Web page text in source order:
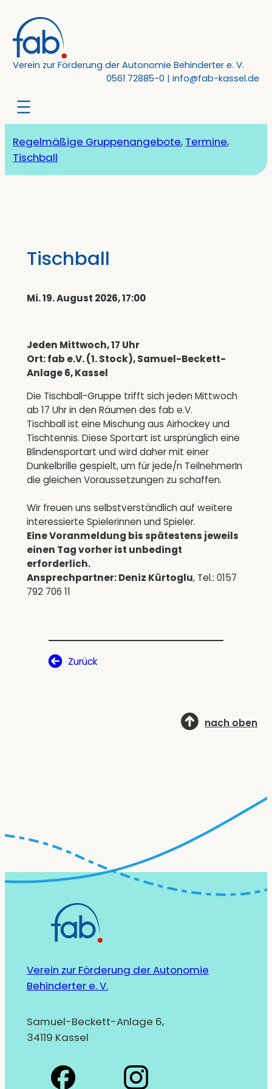
Inhalt
springen
Verein zur Förderung der Autonomie Behinderter e. V.
0561 72885-0 | info@fab-kassel.de
Regelmäßige Gruppenangebote, Termine
Tischball
Tischball
Mi. 19. August 2026, 17:00
Jeden Mittwoch, 17 Uhr
Ort: fab e.V. (1. Stock), Samuel-Beckett-
Anlage 6, Kassel
Die Tischball-Gruppe trifft sich jeden Mittwoch
ab 17 Uhr in den Räumen des fab e.V.
Tischball ist eine Mischung aus Airhockey und
Tischtennis. Diese Sportart ist ursprünglich eine
Blindensportart und wird daher mit einer
Dunkelbrille gespielt, um für jede/n TeilnehmerIn
die gleichen Voraussetzungen zu schaffen.
Wir freuen uns selbstverständlich auf weitere
interessierte Spielerinnen und Spieler.
Eine Voranmeldung bis spätestens jeweils
einen Tag vorher ist unbedingt
erforderlich.
Ansprechpartner: Deniz Kürtoglu, Tel.: 0157
792 706 11
Zurück
nach oben
Verein zur Förderung der Autonomie
Behinderter e. V.
Samuel-Beckett-Anlage 6,
34119 Kassel